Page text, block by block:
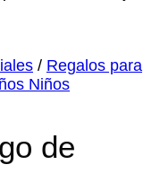
/ Regalos para
Niños
de